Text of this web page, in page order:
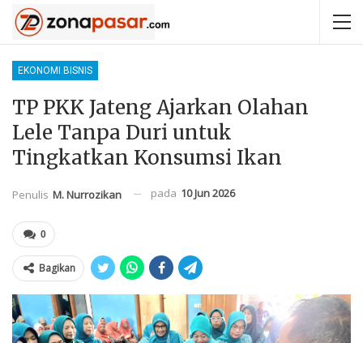
EKONOMI BISNIS
TP PKK Jateng Ajarkan Olahan
Lele Tanpa Duri untuk
Tingkatkan Konsumsi Ikan
Penulis M. Nurrozikan pada 10 Jun 2026
0
Bagikan